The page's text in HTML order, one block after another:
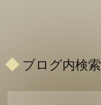
ブログ内検索